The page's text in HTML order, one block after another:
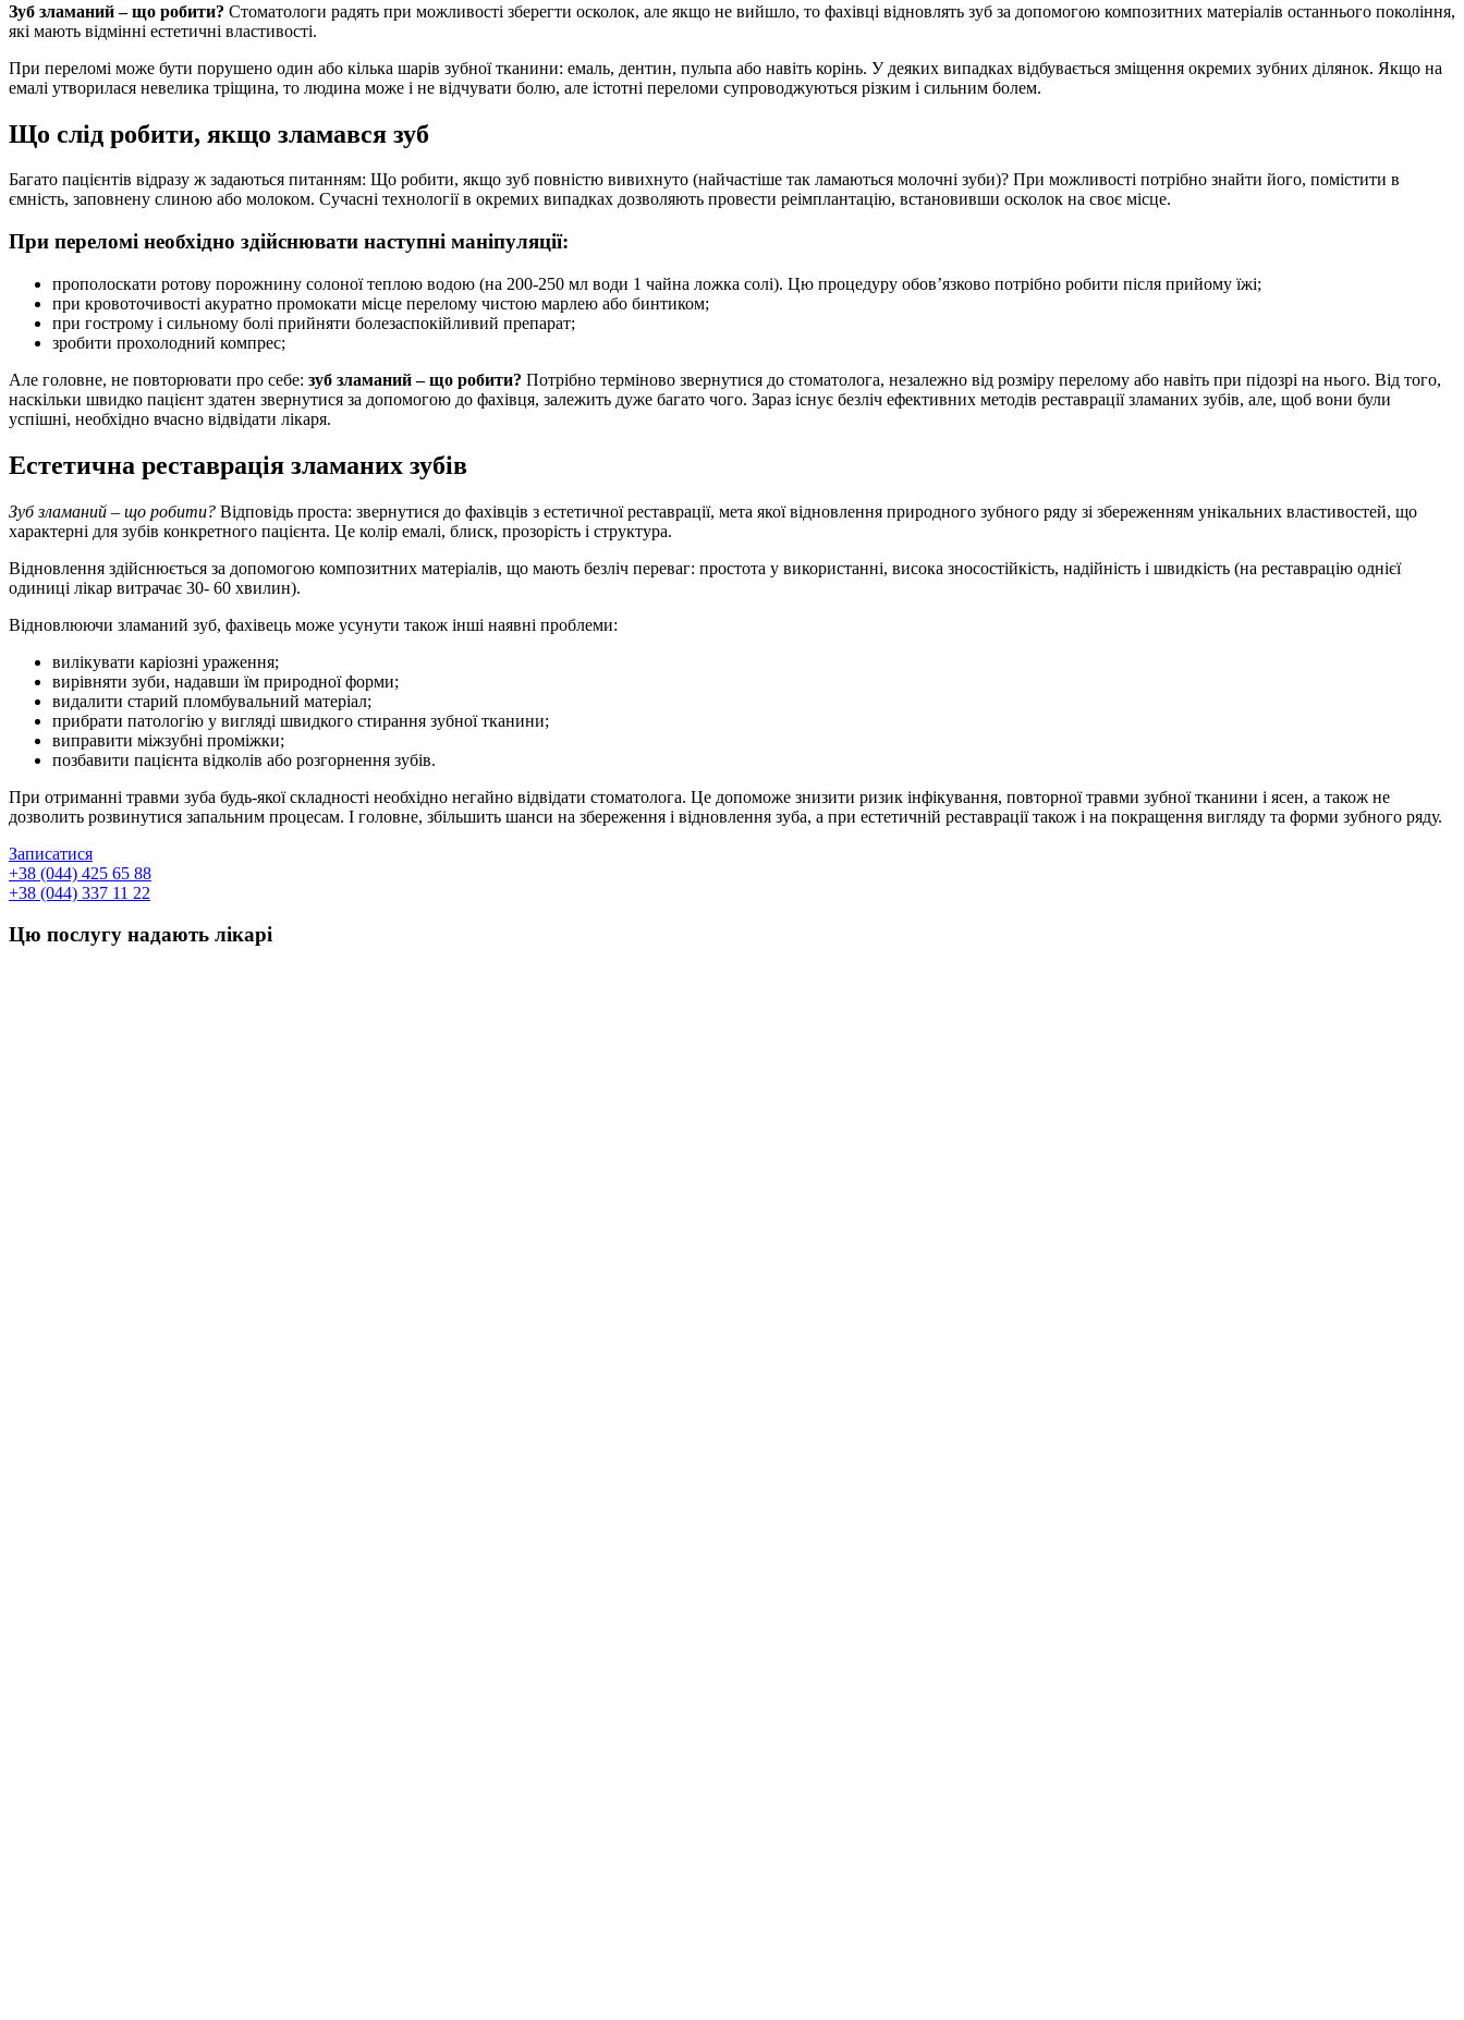
Зуб зламаний – що робити? Стоматологи радять при можливості зберегти осколок, але якщо не вийшло, то фахівці відновлять зуб за допомогою композитних матеріалів останнього покоління,
які мають відмінні естетичні властивості.
При переломі може бути порушено один або кілька шарів зубної тканини: емаль, дентин, пульпа або навіть корінь. У деяких випадках відбувається зміщення окремих зубних ділянок. Якщо на
емалі утворилася невелика тріщина, то людина може і не відчувати болю, але істотні переломи супроводжуються різким і сильним болем.
Що слід робити, якщо зламався зуб
Багато пацієнтів відразу ж задаються питанням: Що робити, якщо зуб повністю вивихнуто (найчастіше так ламаються молочні зуби)? При можливості потрібно знайти його, помістити в
ємність, заповнену слиною або молоком. Сучасні технології в окремих випадках дозволяють провести реімплантацію, встановивши осколок на своє місце.
При переломі необхідно здійснювати наступні маніпуляції:
прополоскати ротову порожнину солоної теплою водою (на 200-250 мл води 1 чайна ложка солі). Цю процедуру обов’язково потрібно робити після прийому їжі;
при кровоточивості акуратно промокати місце перелому чистою марлею або бинтиком;
при гострому і сильному болі прийняти болезаспокійливий препарат;
зробити прохолодний компрес;
Але головне, не повторювати про себе: зуб зламаний – що робити? Потрібно терміново звернутися до стоматолога, незалежно від розміру перелому або навіть при підозрі на нього. Від того,
наскільки швидко пацієнт здатен звернутися за допомогою до фахівця, залежить дуже багато чого. Зараз існує безліч ефективних методів реставрації зламаних зубів, але, щоб вони були
успішні, необхідно вчасно відвідати лікаря.
Естетична реставрація зламаних зубів
Зуб зламаний – що робити? Відповідь проста: звернутися до фахівців з естетичної реставрації, мета якої відновлення природного зубного ряду зі збереженням унікальних властивостей, що
характерні для зубів конкретного пацієнта. Це колір емалі, блиск, прозорість і структура.
Відновлення здійснюється за допомогою композитних матеріалів, що мають безліч переваг: простота у використанні, висока зносостійкість, надійність і швидкість (на реставрацію однієї
одиниці лікар витрачає 30- 60 хвилин).
Відновлюючи зламаний зуб, фахівець може усунути також інші наявні проблеми:
вилікувати каріозні ураження;
вирівняти зуби, надавши їм природної форми;
видалити старий пломбувальний матеріал;
прибрати патологію у вигляді швидкого стирання зубної тканини;
виправити міжзубні проміжки;
позбавити пацієнта відколів або розгорнення зубів.
При отриманні травми зуба будь-якої складності необхідно негайно відвідати стоматолога. Це допоможе знизити ризик інфікування, повторної травми зубної тканини і ясен, а також не
дозволить розвинутися запальним процесам. І головне, збільшить шанси на збереження і відновлення зуба, а при естетичній реставрації також і на покращення вигляду та форми зубного ряду.
Записатися
+38 (044) 425 65 88
+38 (044) 337 11 22
Цю послугу надають лікарі